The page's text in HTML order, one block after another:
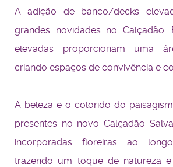
A adição de banco/decks
grandes novidades no Calçadão.
elevadas proporcionam uma
criando espaços de convivência e
A beleza e o colorido do
presentes no novo Calçadão
incorporadas floreiras ao
trazendo um toque de natureza